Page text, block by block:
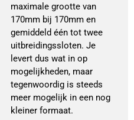
maximale grootte van
170mm bij 170mm en
gemiddeld één tot twee
uitbreidingssloten. Je
levert dus wat in op
mogelijkheden, maar
tegenwoordig is steeds
meer mogelijk in een nog
kleiner formaat.